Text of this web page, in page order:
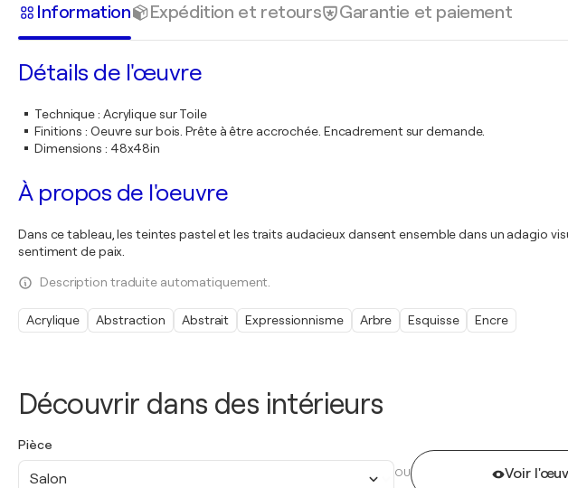
Découvrir dans des intérieurs
Pièce
Salon OU Voir
Information Expédition et retours Garantie et paiement
Détails de l'œuvre
Technique: Acrylique sur Toile
Finitions : Oeuvre sur bois. Prête à être accrochée. Encadrement sur demande.
Dimensions : 48x48in
À propos de l'oeuvre
Dans ce tableau, les teintes pastel et les traits audacieux dansent ensemble dans un adagio
sentiment de paix.
Description traduite automatiquement.
Acrylique Abstraction Abstrait Expressionnisme Arbre Esquisse Encre